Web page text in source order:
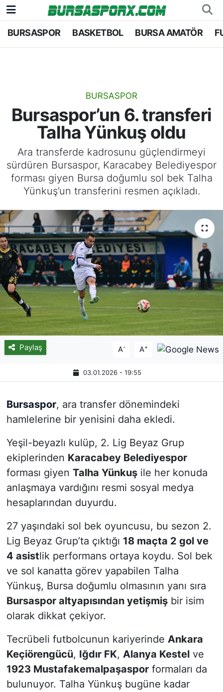
BURSASPOR BASKETBOL BURSA AMATÖR
BURSASPOR
Bursaspor’un 6. transferi
Talha Yünkuş oldu
Ara transferde kadrosunu güçlendirmeyi
sürdüren Bursaspor, Karacabey Belediyespor
forması giyen Bursa doğumlu sol bek Talha
Yünkuş’un transferini resmen açıkladı.
Paylaş A- A+
03.01.2026 - 19:55
Bursaspor, ara transfer dönemindeki
hamlelerine bir yenisini daha ekledi.
Yeşil-beyazlı kulüp, 2. Lig Beyaz Grup
ekiplerinden Karacabey Belediyespor
forması giyen Talha Yünkuşile her konuda
anlaşmaya vardığını resmi sosyal medya
hesaplarından duyurdu.
27 yaşındaki sol bek oyuncusu, bu sezon 2.
Lig Beyaz Grup’ta çıktığı 18 maçta 2 gol ve
4 asistlik performans ortaya koydu. Sol bek
ve sol kanatta görev yapabilen Talha
Yünkuş, Bursa doğumlu olmasının yanı sıra
Bursaspor altyapısından yetişmişbir isim
olarak dikkat çekiyor.
Tecrübeli futbolcunun kariyerinde Ankara
Keçiörengücü, Iğdır FK, Alanya Kestelve
1923 Mustafakemalpaşasporformaları da
bulunuyor. Talha Yünkuş bugüne kadar
Bursaspor
Bursa Amatör
Hentbol
Voleybol
Genel
Bursa Nöbetçi Eczaneler
Bursa Trafik Yoğunluk Haritası
TFF 2.Lig Kırmızı Grup Puan Durumu ve Fikstür
Tüm Manşetler
Son Dakika Haberleri
Haber Arşivi